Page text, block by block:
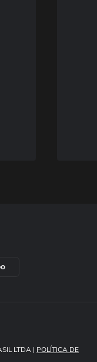
LTDA | POLÍTICA DE